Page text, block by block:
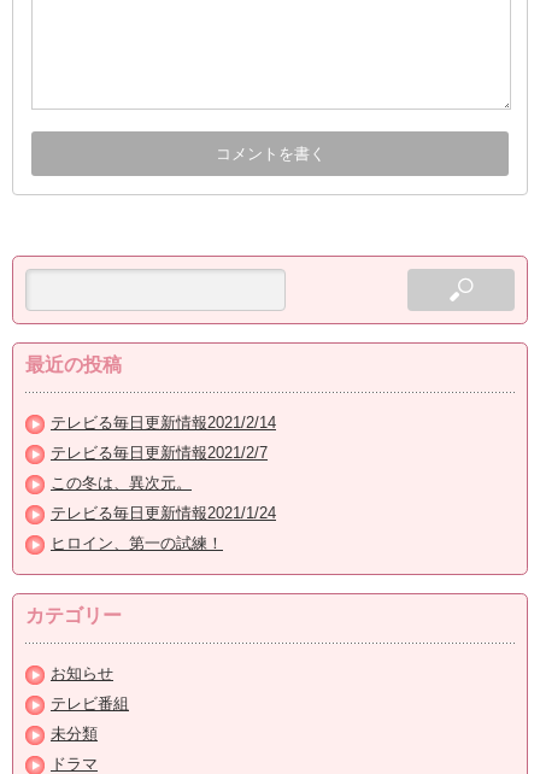
最近の投稿
テレビる毎日更新情報2021/2/14
テレビる毎日更新情報2021/2/7
この冬は、異次元。
テレビる毎日更新情報2021/1/24
ヒロイン、第一の試練！
カテゴリー
お知らせ
テレビ番組
未分類
ドラマ